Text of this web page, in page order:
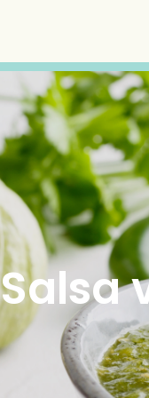
Salsa